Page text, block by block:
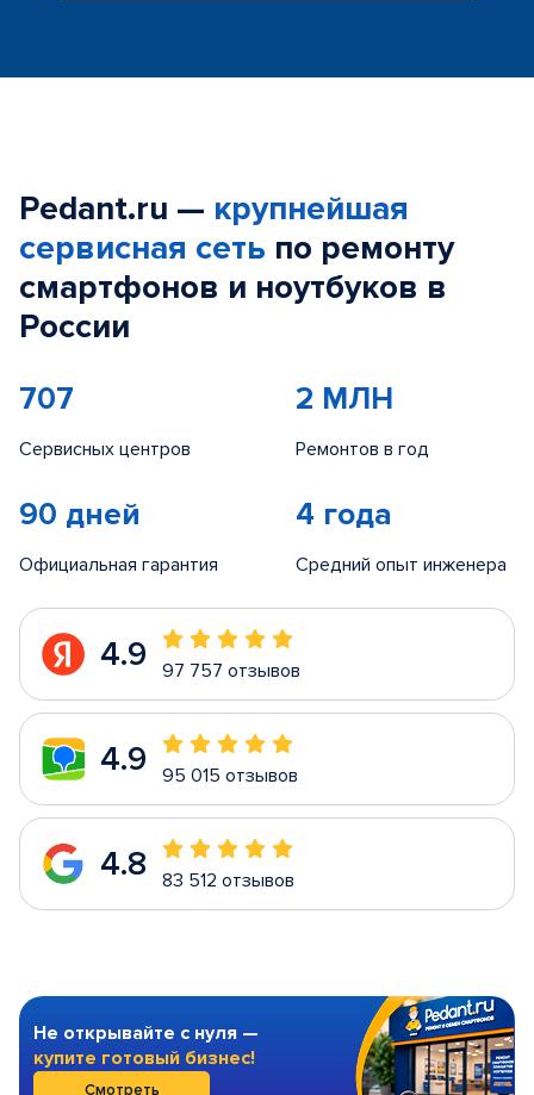
Pedant.ru — крупнейшая
сервисная сеть по ремонту
смартфонов и ноутбуков в
России
707
Сервисных центров
2 МЛН
Ремонтов в год
90 дней
Официальная гарантия
4 года
Средний опыт инженера
4.9 97 757 отзывов
4.9 95 015 отзывов
4.8 83 512 отзывов
Не открывайте с нуля —
купите готовый бизнес!
Смотреть